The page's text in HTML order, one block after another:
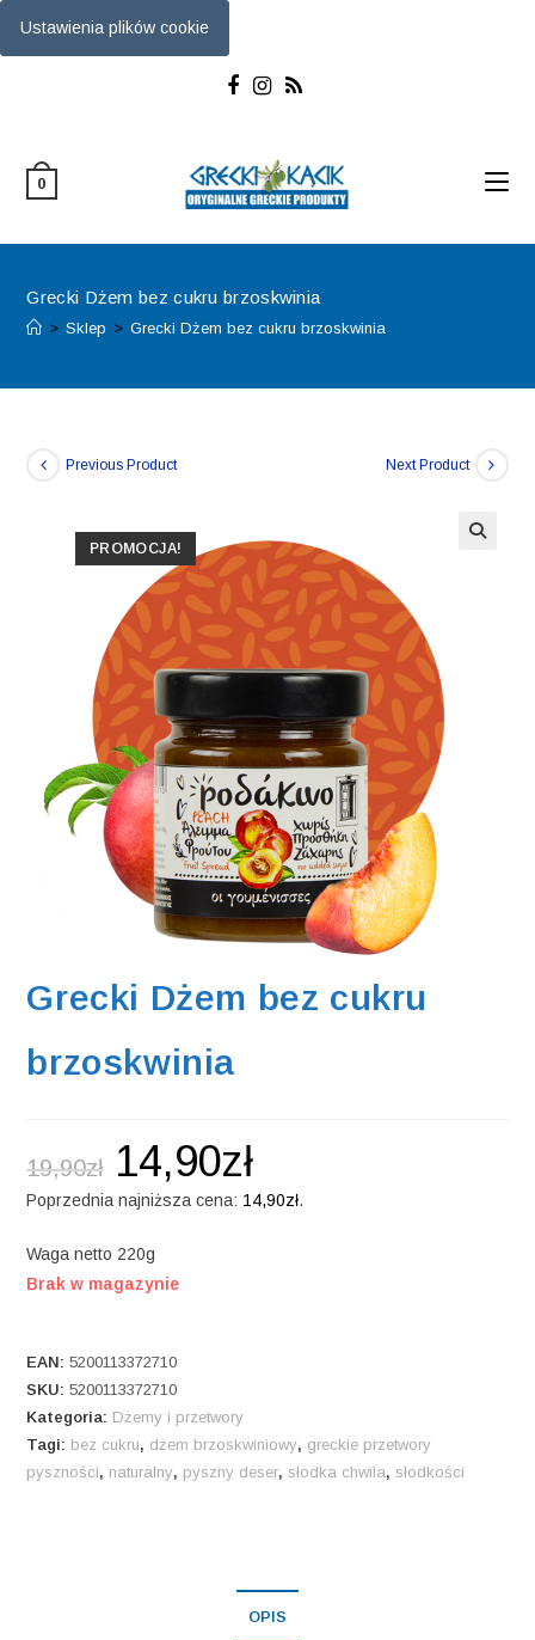
Ustawienia plików cookie
0
Grecki Dżem bez cukru brzoskwinia
> Sklep > Grecki Dżem bez cukru brzoskwinia
PROMOCJA!
Previous Product Next Product
Grecki Dżem bez cukru
brzoskwinia
19,90zł 14,90zł
Poprzednia najniższa cena: 14,90zł.
Waga netto 220g
Brak w magazynie
EAN:5200113372710
SKU:5200113372710
Kategoria: Dżemy i przetwory
Tagi: bez cukru, dżem brzoskwiniowy, greckie przetwory
pyszności, naturalny, pyszny deser, słodka chwila, słodkości
OPIS